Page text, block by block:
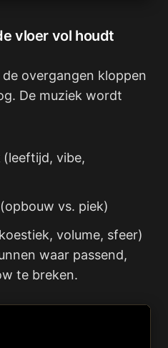
vloer vol houdt
overgangen kloppen
De muziek wordt
(leeftijd, vibe,
(opbouw vs. piek)
volume, sfeer)
waar passend,
te breken.